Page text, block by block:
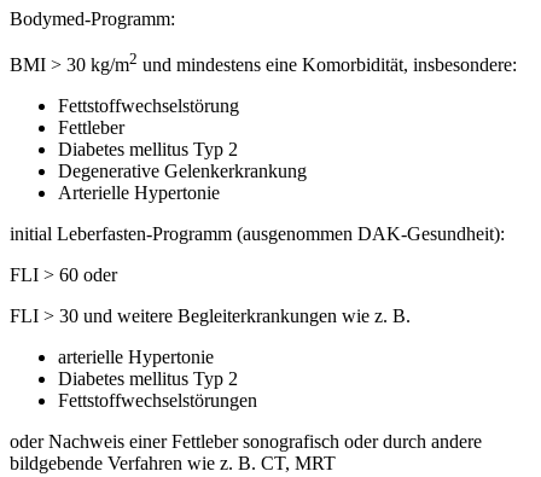
Bodymed-Programm:
BMI > 30 kg/m2 und mindestens eine Komorbidität, insbesondere:
Fettstoffwechselstörung
Fettleber
Diabetes mellitus Typ 2
Degenerative Gelenkerkrankung
Arterielle Hypertonie
initial Leberfasten-Programm (ausgenommen DAK-Gesundheit):
FLI > 60 oder
FLI > 30 und weitere Begleiterkrankungen wie z. B.
arterielle Hypertonie
Diabetes mellitus Typ 2
Fettstoffwechselstörungen
oder Nachweis einer Fettleber sonografisch oder durch andere
bildgebende Verfahren wie z. B. CT, MRT